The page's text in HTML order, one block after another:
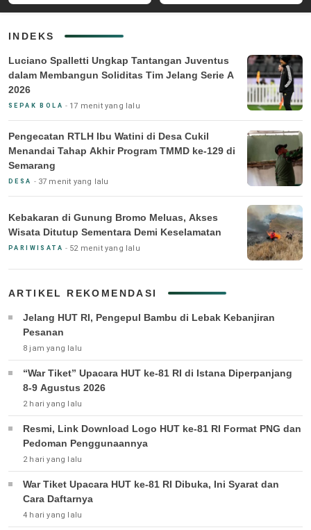
INDEKS
Luciano Spalletti Ungkap Tantangan Juventus
dalam Membangun Soliditas Tim Jelang Serie A
2026
SEPAK BOLA 17 menit yang lalu
Pengecatan RTLH Ibu Watini di Desa Cukil
Menandai Tahap Akhir Program TMMD ke-129 di
Semarang
DESA 37 menit yang lalu
Kebakaran di Gunung Bromo Meluas, Akses
Wisata Ditutup Sementara Demi Keselamatan
PARIWISATA 52 menit yang lalu
ARTIKEL REKOMENDASI
Jelang HUT RI, Pengepul Bambu di Lebak Kebanjiran
Pesanan
8 jam yang lalu
“War Tiket” Upacara HUT ke-81 RI di Istana Diperpanjang
8-9 Agustus 2026
2 hari yang lalu
Resmi, Link Download Logo HUT ke-81 RI Format PNG dan
Pedoman Penggunaannya
2 hari yang lalu
War Tiket Upacara HUT ke-81 RI Dibuka, Ini Syarat dan
Cara Daftarnya
4 hari yang lalu